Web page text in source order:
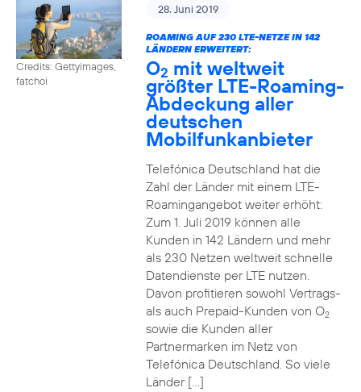
Credits: Gettyimages,
fatchoi
28. Juni 2019
ROAMING AUF 230 LTE-NETZE IN 142
LÄNDERN ERWEITERT:
O2 mit weltweit
größter LTE-Roaming-
Abdeckung aller
deutschen
Mobilfunkanbieter
Telefónica Deutschland hat die
Zahl der Länder mit einem LTE-
Roamingangebot weiter erhöht:
Zum 1. Juli 2019 können alle
Kunden in 142 Ländern und mehr
als 230 Netzen weltweit schnelle
Datendienste per LTE nutzen.
Davon profitieren sowohl Vertrags-
als auch Prepaid-Kunden von O2
sowie die Kunden aller
Partnermarken im Netz von
Telefónica Deutschland. So viele
Länder […]